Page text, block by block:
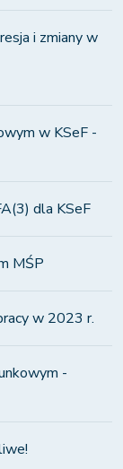
i zmiany w
w KSeF -
dla KSeF
MŚP
w 2023 r.
-